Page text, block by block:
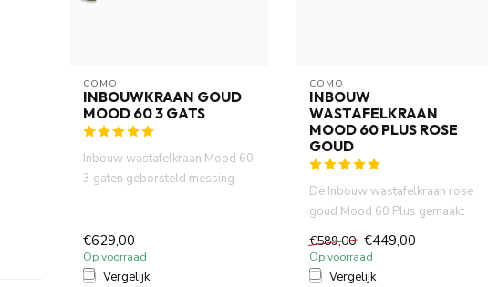
COMO
INBOUWKRAAN GOUD
MOOD 60 3 GATS
Inbouw wastafelkraan Mood 60
3 gaten geborsteld messing
€629,00
Op voorraad
Vergelijk
COMO
INBOUW
WASTAFELKRAAN
MOOD 60 PLUS ROSE
GOUD
De Inbouw wastafelkraan rose
goud Mood 60 Plus gemaakt
van volledig DZR messing....
€589,00 €449,00
Op voorraad
Vergelijk